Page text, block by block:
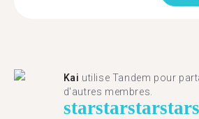
Kai utilise Tandem pour
d'autres membres.
starstarstarstar